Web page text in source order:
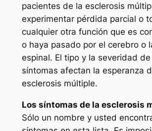
pacientes de la esclerosis
experimentar pérdida parcial o
cualquier otra función que es
o haya pasado por el cerebro o
espinal. El tipo y la severidad de
síntomas afectan la esperanza
esclerosis múltiple.
Los síntomas de la esclerosis
Sólo un nombre y usted